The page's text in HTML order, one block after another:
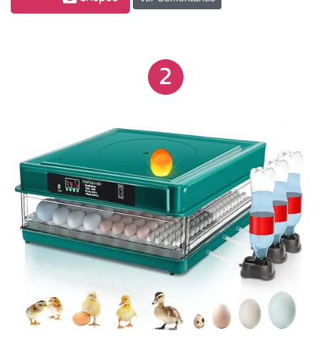
que fornece alertas e possibilita ajustes diretamente
térmica durante todo o processo.
2